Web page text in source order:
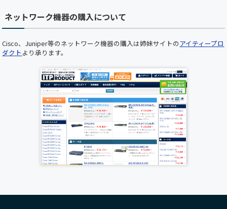
ームページのメンテナンスを実施いたします。
メンテナンス中はホームページをご利用いただ
うお願い申し上げます。 ■ メンテナンス日時
2025年5月22日（木）19:00 ～ 20:00（予定） お
適にご利用いただくための作業となりますので、
何卒ご理解とご協力のほどお願い申し上げます。
誠に勝手ながら下記の期間を年末年始休業とさ
せていただきます。ご繁忙の折柄、何かとご迷惑
をお掛けすることと存じますが、何卒ご了承く
ださいますようお願い申し上げます。 年末年始
休業期間:2024年12月28日(日)～2025年1月5日
(日) 新年は1月6日(月)より受付業務開始、出荷は
2025年1月7日(火)から開始いたします。
ネットワーク機器の購入について
Cisco、Juniper等のネットワーク機器の購入は姉妹サイトの アイティープロ
ダクト より承ります。